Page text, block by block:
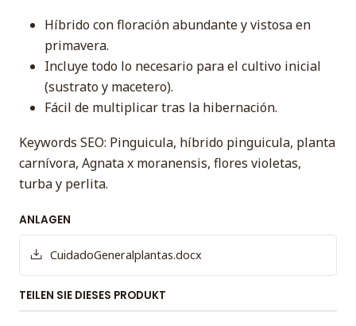
Híbrido con floración abundante y vistosa en
primavera.
Incluye todo lo necesario para el cultivo inicial
(sustrato y macetero).
Fácil de multiplicar tras la hibernación.
Keywords SEO: Pinguicula, híbrido pinguicula, planta
carnívora, Agnata x moranensis, flores violetas,
turba y perlita.
ANLAGEN
CuidadoGeneralplantas.docx
TEILEN SIE DIESES PRODUKT